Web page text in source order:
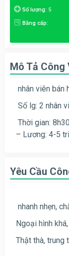
Số lượng: 5
Bằng cấp:
Mô Tả Công
nhân viên bán
Số lg: 2 nhân
Thời gian:
– Lương: 4-5
Yêu Cầu
nhanh nhẹn,
Ngoại hình
Thật thà, trung